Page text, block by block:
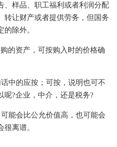
、样品、职工福利或者利润分配
转让财产或者提供劳务，但国务
除外。
资产，可按购入时的价格确
的应按；可按，说明也可不
呢?企业，中介，还是税务?
会比公允价值高，也可能会
离谱。